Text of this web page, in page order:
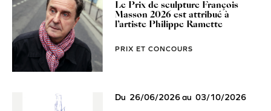
Le Prix de sculpture François
Masson 2026 est attribué à
l’artiste Philippe Ramette
PRIX ET CONCOURS
Du 26/06/2026au 03/10/2026